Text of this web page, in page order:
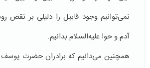
نمی‌توانیم وجود قابیل را دلیلی بر
آدم و حوا علیه‌السلام بدانیم‌.
همچنین می‌دانیم که برادران حضرت یوسف